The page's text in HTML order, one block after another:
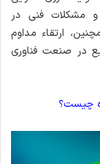
و مشکلات فنی در
ارتقاء مداوم
در صنعت فناوری
چیست؟